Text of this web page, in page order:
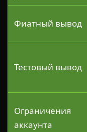
Фиатный вывод
Тестовый вывод
Ограничения
аккаунта